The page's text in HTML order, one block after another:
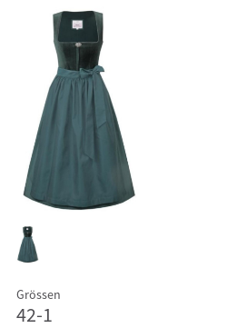
Grössen
42-1